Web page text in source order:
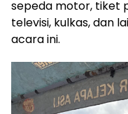
sepeda motor, tiket
televisi, kulkas, dan
acara ini.